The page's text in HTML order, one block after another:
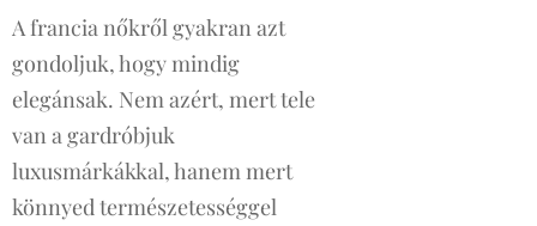
A francia nőkről gyakran azt
gondoljuk, hogy mindig
elegánsak. Nem azért, mert tele
van a gardróbjuk
luxusmárkákkal, hanem mert
könnyed természetességgel